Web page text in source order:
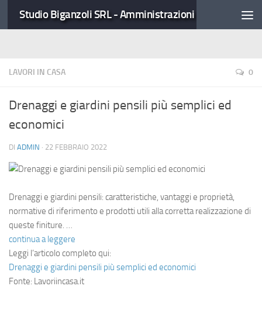
LAVORI IN CASA 0
Drenaggi e giardini pensili più semplici ed
economici
DI ADMIN · 22 FEBBRAIO 2022
Drenaggi e giardini pensili: caratteristiche, vantaggi e proprietà,
normative di riferimento e prodotti utili alla corretta realizzazione di
queste finiture. …
continua a leggere
Leggi l’articolo completo qui:
Drenaggi e giardini pensili più semplici ed economici
Fonte: Lavoriincasa.it